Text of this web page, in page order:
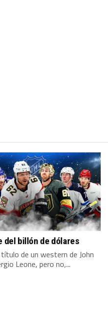
del billón de dólares
de un western de John
Leone, pero no,...